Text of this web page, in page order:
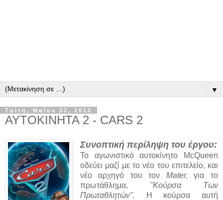
▼
Τρίτη, Μαΐου 22, 2012
ΑΥΤΟΚΙΝΗΤΑ 2 - CARS 2
Συνοπτική περίληψη του έργου:
Το αγωνιστικό αυτοκίνητο McQueen
οδεύει μαζί με το νέο του επιτελείο, και
νέο αρχηγό του τον Mater, για το
πρωτάθλημα, "Κούρσα Των
Πρωταθλητών". Η κούρσα αυτή